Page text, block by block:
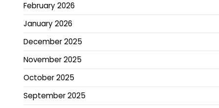
February 2026
January 2026
December 2025
November 2025
October 2025
September 2025